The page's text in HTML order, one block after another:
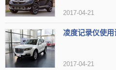
惠普这个品牌，了解的朋
的科技企业之一，在打印，影
位，所以惠普的数码影像产品
不错。惠普行车记录仪进......
2017-04-21
凌度记录仪使用
2017-04-21